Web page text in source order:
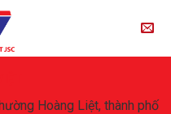
Hoàng Liệt, thành phố